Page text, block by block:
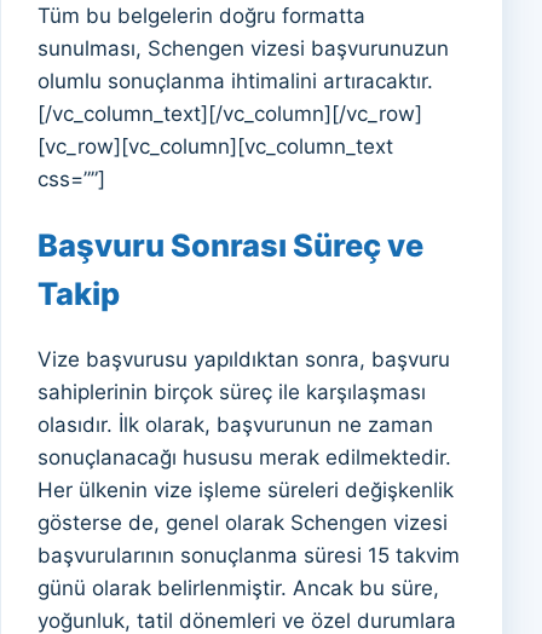
Tüm bu belgelerin doğru formatta
sunulması, Schengen vizesi başvurunuzun
olumlu sonuçlanma ihtimalini artıracaktır.
[/vc_column_text][/vc_column][/vc_row]
[vc_row][vc_column][vc_column_text
css=””]
Başvuru Sonrası Süreç ve
Takip
Vize başvurusu yapıldıktan sonra, başvuru
sahiplerinin birçok süreç ile karşılaşması
olasıdır. İlk olarak, başvurunun ne zaman
sonuçlanacağı hususu merak edilmektedir.
Her ülkenin vize işleme süreleri değişkenlik
gösterse de, genel olarak Schengen vizesi
başvurularının sonuçlanma süresi 15 takvim
günü olarak belirlenmiştir. Ancak bu süre,
yoğunluk, tatil dönemleri ve özel durumlara